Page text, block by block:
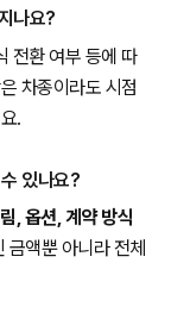
나요?
전환 여부 등에 따
차종이라도 시점
.
있나요?
, 옵션, 계약 방식
액뿐 아니라 전체